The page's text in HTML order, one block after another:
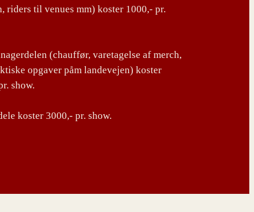
riders til venues mm) koster 1000,- pr.
(chauffør, varetagelse af merch,
opgaver påm landevejen) koster
show.
koster 3000,- pr. show.